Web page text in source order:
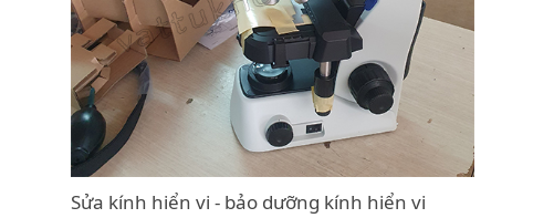
Sửa kính hiển vi - bảo dưỡng kính hiển vi